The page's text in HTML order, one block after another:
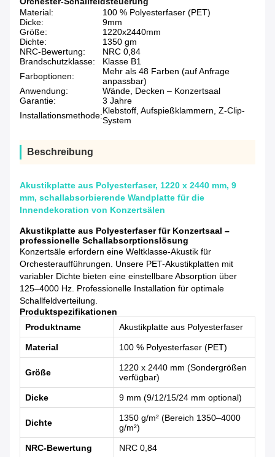
Material:
100 % Polyesterfaser (PET)
Dicke:
9mm
Größe:
1220x2440mm
Dichte:
1350 gm
NRC-Bewertung:
NRC 0,84
Brandschutzklasse:
Klasse B1
Farboptionen:
Mehr als 48 Farben (auf Anfrage
anpassbar)
Anwendung:
Wände, Decken – Konzertsaal
Garantie:
3 Jahre
Installationsmethode:Klebstoff, Aufspießklammern, Z-Clip-
System
Beschreibung
Akustikplatte aus Polyesterfaser, 1220 x 2440 mm, 9
mm, schallabsorbierende Wandplatte für die
Innendekoration von Konzertsälen
Akustikplatte aus Polyesterfaser für Konzertsaal –
professionelle Schallabsorptionslösung
Konzertsäle erfordern eine Weltklasse-Akustik für
Orchesteraufführungen. Unsere PET-Akustikplatten mit
variabler Dichte bieten eine einstellbare Absorption über
125–4000 Hz. Professionelle Installation für optimale
Schallfeldverteilung.
Produktspezifikationen
Produktname
Akustikplatte aus Polyesterfaser
Material 100 % Polyesterfaser (PET)
Größe
1220 x 2440 mm (Sondergrößen
verfügbar)
Dicke 9 mm (9/12/15/24 mm optional)
Dichte
1350 g/m² (Bereich 1350–4000
g/m²)
NRC-Bewertung NRC 0,84